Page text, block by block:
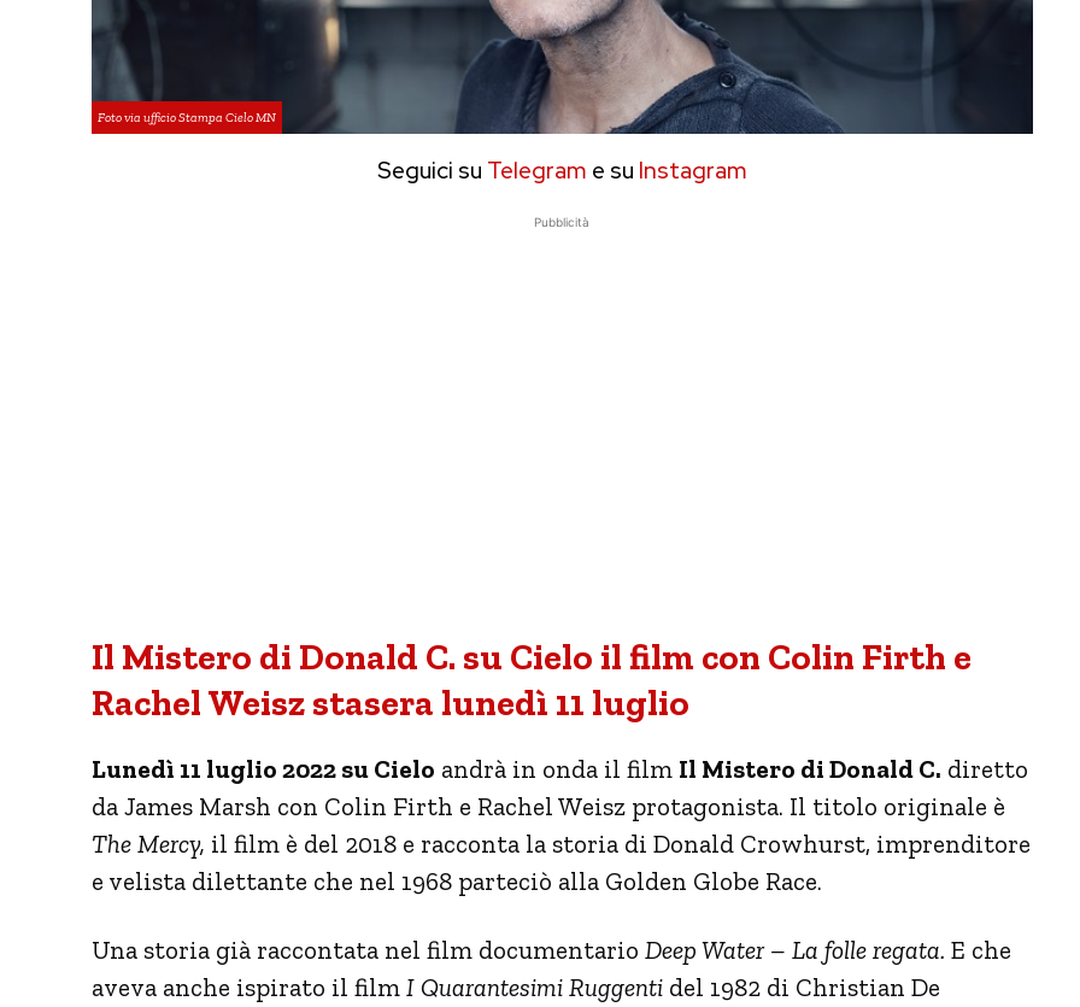
Foto via ufficio Stampa Cielo MN
Seguici su Telegram e su Instagram
Pubblicità
Il Mistero di Donald C. su Cielo il film con Colin Firth e
Rachel Weisz stasera lunedì 11 luglio
Lunedì 11 luglio 2022 su Cielo andrà in onda il film Il Mistero di Donald C. diretto
da James Marsh con Colin Firth e Rachel Weisz protagonista. Il titolo originale è
The Mercy, il film è del 2018 e racconta la storia di Donald Crowhurst, imprenditore
e velista dilettante che nel 1968 parteciò alla Golden Globe Race.
Una storia già raccontata nel film documentario Deep Water – La folle regata. E che
aveva anche ispirato il film I Quarantesimi Ruggenti del 1982 di Christian De